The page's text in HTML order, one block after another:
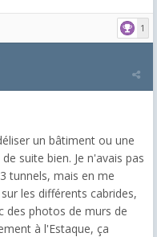
1
un bâtiment ou une
suite bien. Je n'avais pas
tunnels, mais en me
les différents cabrides,
des photos de murs de
à l'Estaque, ça